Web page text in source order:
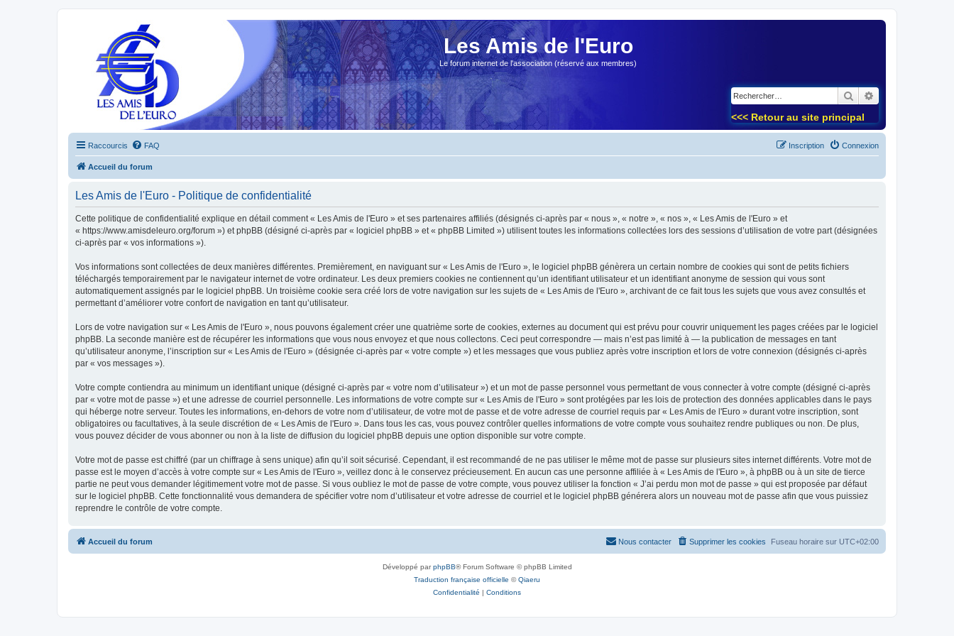
Les Amis de l'Euro
Le forum internet de l'association (réservé aux membres)
Rechercher
<<< Retour au site principal
Raccourcis FAQ Connexion
Inscription
Accueil du forum
Les Amis de l'Euro - Politique de confidentialité
Cette politique de confidentialité explique en détail comment « Les Amis de l'Euro » et ses partenaires affiliés (désignés ci-après par « nous », « notre », « nos », « Les Amis de l'Euro » et
« https://www.amisdeleuro.org/forum ») et phpBB (désigné ci-après par « logiciel phpBB » et « phpBB Limited ») utilisent toutes les informations collectées lors des sessions d’utilisation de votre part (désignées
ci-après par « vos informations »).
Vos informations sont collectées de deux manières différentes. Premièrement, en naviguant sur « Les Amis de l'Euro », le logiciel phpBB génèrera un certain nombre de cookies qui sont de petits fichiers
téléchargés temporairement par le navigateur internet de votre ordinateur. Les deux premiers cookies ne contiennent qu’un identifiant utilisateur et un identifiant anonyme de session qui vous sont
automatiquement assignés par le logiciel phpBB. Un troisième cookie sera créé lors de votre navigation sur les sujets de « Les Amis de l'Euro », archivant de ce fait tous les sujets que vous avez consultés et
permettant d’améliorer votre confort de navigation en tant qu’utilisateur.
Lors de votre navigation sur « Les Amis de l'Euro », nous pouvons également créer une quatrième sorte de cookies, externes au document qui est prévu pour couvrir uniquement les pages créées par le logiciel
phpBB. La seconde manière est de récupérer les informations que vous nous envoyez et que nous collectons. Ceci peut correspondre — mais n’est pas limité à — la publication de messages en tant
qu’utilisateur anonyme, l’inscription sur « Les Amis de l'Euro » (désignée ci-après par « votre compte ») et les messages que vous publiez après votre inscription et lors de votre connexion (désignés ci-après
par « vos messages »).
Votre compte contiendra au minimum un identifiant unique (désigné ci-après par « votre nom d’utilisateur ») et un mot de passe personnel vous permettant de vous connecter à votre compte (désigné ci-après
par « votre mot de passe ») et une adresse de courriel personnelle. Les informations de votre compte sur « Les Amis de l'Euro » sont protégées par les lois de protection des données applicables dans le pays
qui héberge notre serveur. Toutes les informations, en-dehors de votre nom d’utilisateur, de votre mot de passe et de votre adresse de courriel requis par « Les Amis de l'Euro » durant votre inscription, sont
obligatoires ou facultatives, à la seule discrétion de « Les Amis de l'Euro ». Dans tous les cas, vous pouvez contrôler quelles informations de votre compte vous souhaitez rendre publiques ou non. De plus,
vous pouvez décider de vous abonner ou non à la liste de diffusion du logiciel phpBB depuis une option disponible sur votre compte.
Votre mot de passe est chiffré (par un chiffrage à sens unique) afin qu’il soit sécurisé. Cependant, il est recommandé de ne pas utiliser le même mot de passe sur plusieurs sites internet différents. Votre mot de
passe est le moyen d’accès à votre compte sur « Les Amis de l'Euro », veillez donc à le conservez précieusement. En aucun cas une personne affiliée à « Les Amis de l'Euro », à phpBB ou à un site de tierce
partie ne peut vous demander légitimement votre mot de passe. Si vous oubliez le mot de passe de votre compte, vous pouvez utiliser la fonction « J’ai perdu mon mot de passe » qui est proposée par défaut
sur le logiciel phpBB. Cette fonctionnalité vous demandera de spécifier votre nom d’utilisateur et votre adresse de courriel et le logiciel phpBB générera alors un nouveau mot de passe afin que vous puissiez
reprendre le contrôle de votre compte.
Accueil du forum Fuseau horaire sur UTC+02:00
Supprimer les cookies
Nous contacter
Développé parphpBB® Forum Software © phpBB Limited
Traduction française officielle ©Qiaeru
Confidentialité | Conditions